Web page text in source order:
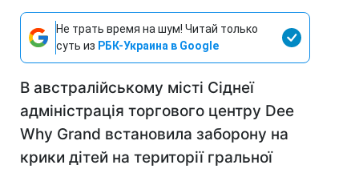
Не трать время на шум! Читай только
суть из РБК-Украина в Google
В австралійському місті Сіднеї
адміністрація торгового центру Dee
Why Grand встановила заборону на
крики дітей на території гральної